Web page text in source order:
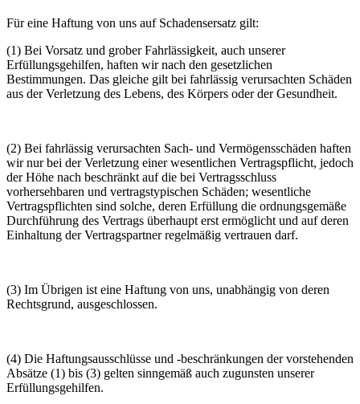
Für eine Haftung von uns auf Schadensersatz gilt:
(1) Bei Vorsatz und grober Fahrlässigkeit, auch unserer
Erfüllungsgehilfen, haften wir nach den gesetzlichen
Bestimmungen. Das gleiche gilt bei fahrlässig verursachten Schäden
aus der Verletzung des Lebens, des Körpers oder der Gesundheit.
(2) Bei fahrlässig verursachten Sach- und Vermögensschäden haften
wir nur bei der Verletzung einer wesentlichen Vertragspflicht, jedoch
der Höhe nach beschränkt auf die bei Vertragsschluss
vorhersehbaren und vertragstypischen Schäden; wesentliche
Vertragspflichten sind solche, deren Erfüllung die ordnungsgemäße
Durchführung des Vertrags überhaupt erst ermöglicht und auf deren
Einhaltung der Vertragspartner regelmäßig vertrauen darf.
(3) Im Übrigen ist eine Haftung von uns, unabhängig von deren
Rechtsgrund, ausgeschlossen.
(4) Die Haftungsausschlüsse und -beschränkungen der vorstehenden
Absätze (1) bis (3) gelten sinngemäß auch zugunsten unserer
Erfüllungsgehilfen.